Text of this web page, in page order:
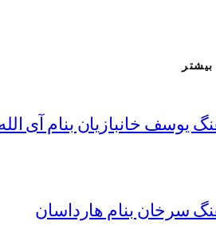
یوسف خانبازیان بنام آی
سرخان بنام هارداسان